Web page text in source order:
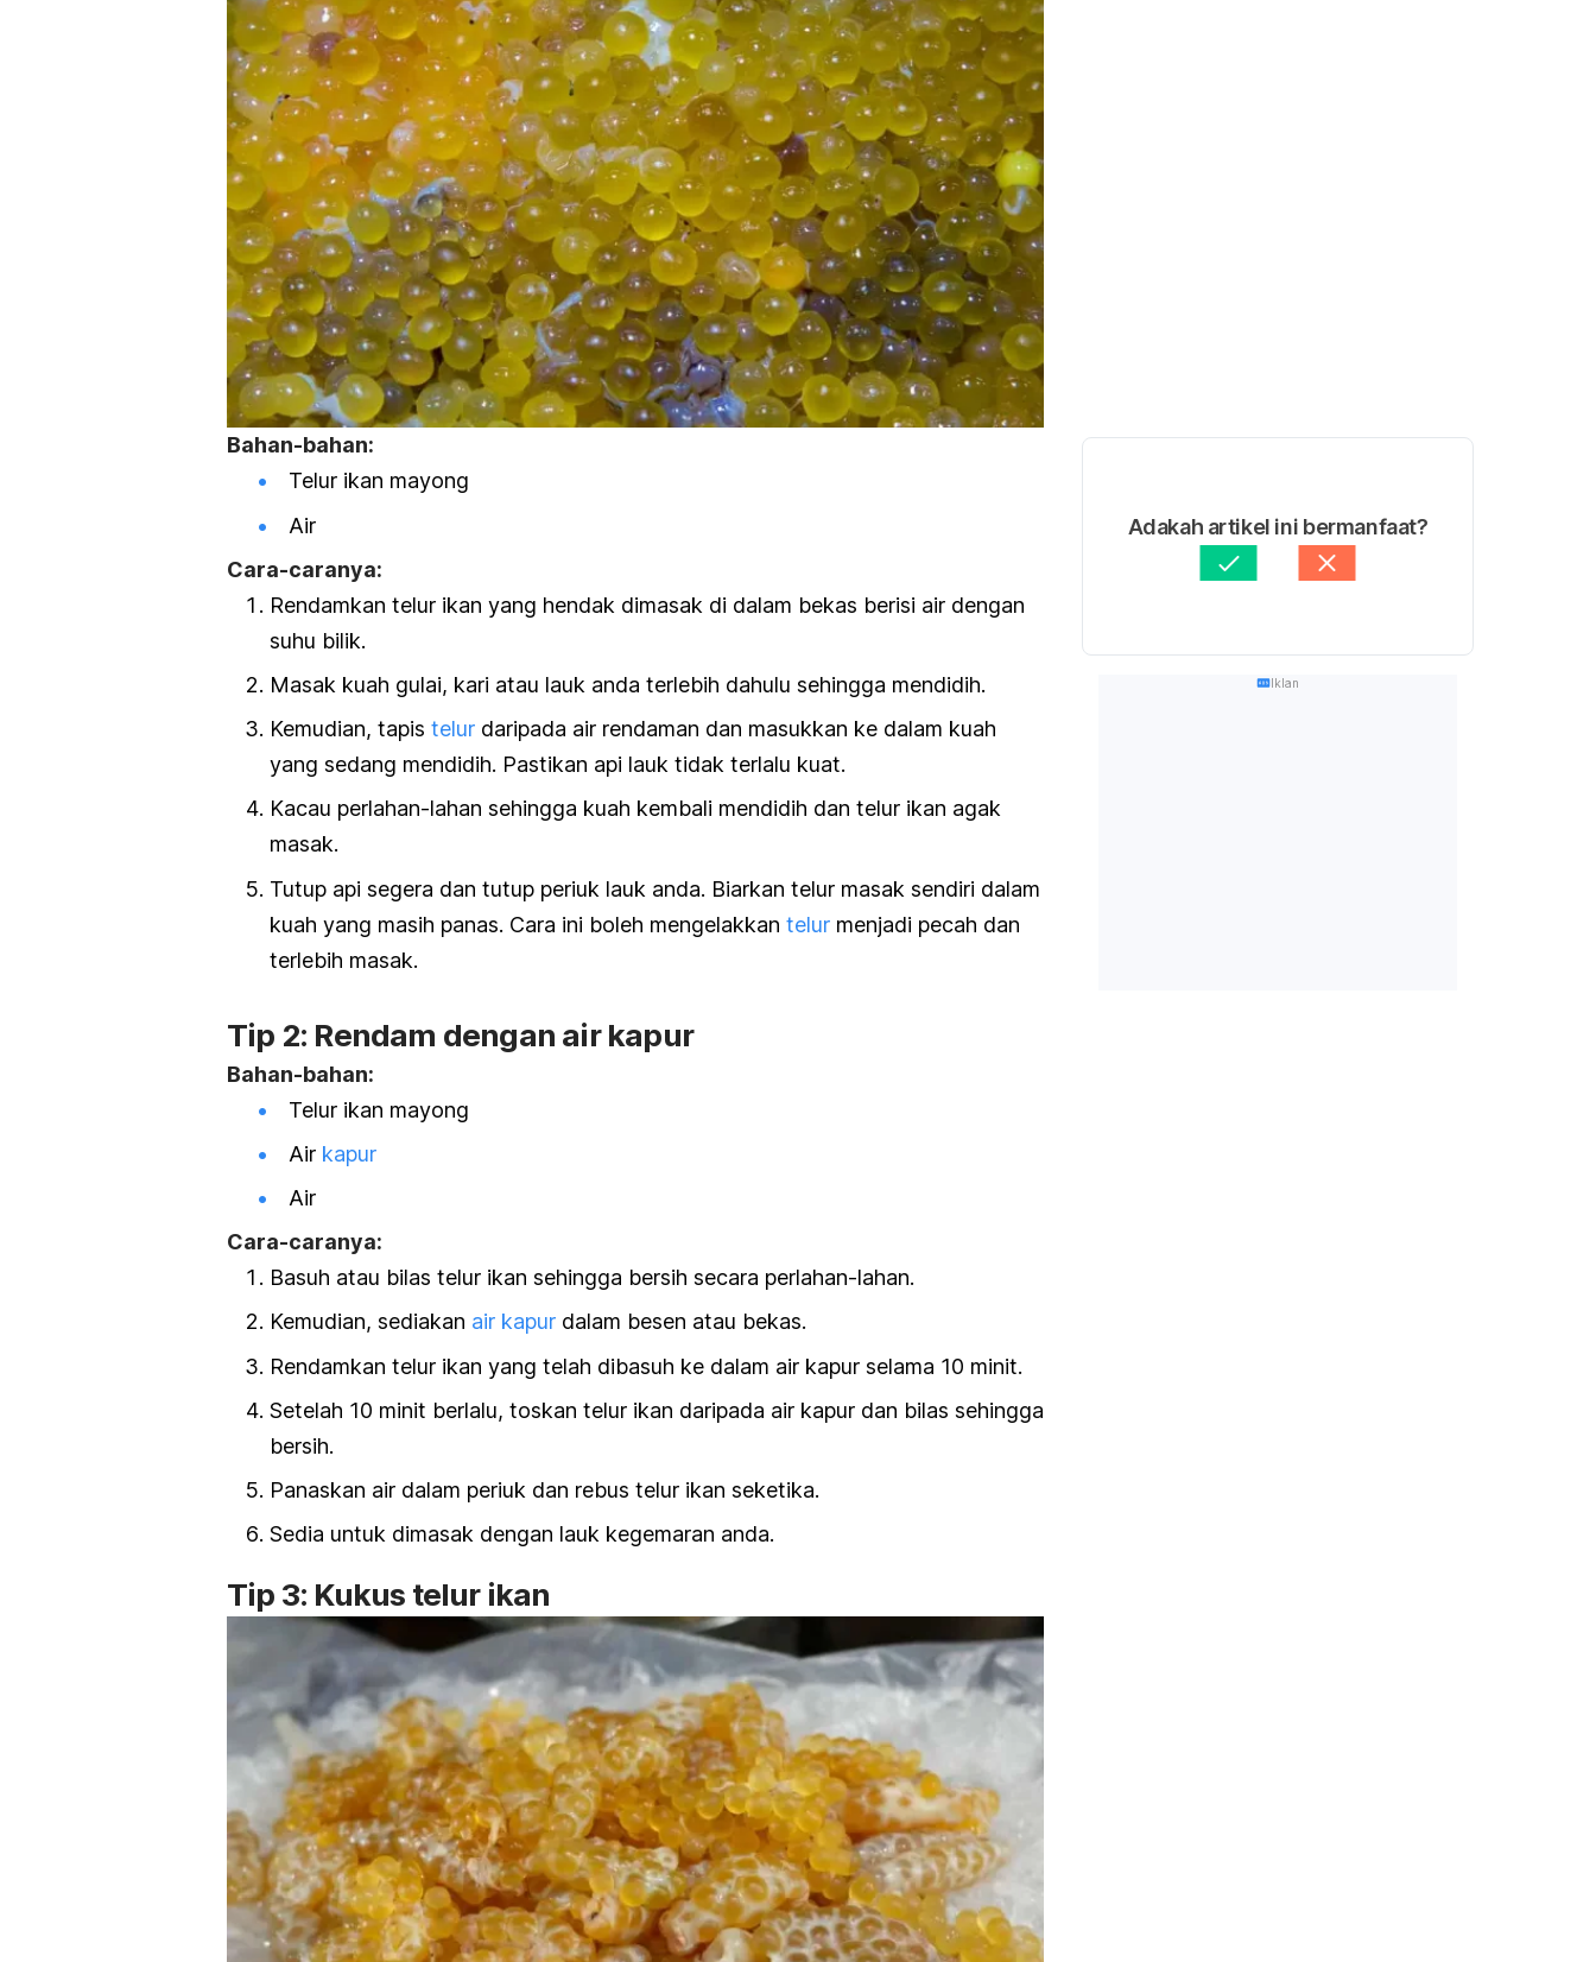
Bahan-bahan:
Telur ikan mayong
Air
Cara-caranya:
Rendamkan telur ikan yang hendak dimasak di dalam bekas berisi air dengan
suhu bilik.
Masak kuah gulai, kari atau lauk anda terlebih dahulu sehingga mendidih.
Kemudian, tapis telur daripada air rendaman dan masukkan ke dalam kuah
yang sedang mendidih. Pastikan api lauk tidak terlalu kuat.
Kacau perlahan-lahan sehingga kuah kembali mendidih dan telur ikan agak
masak.
Tutup api segera dan tutup periuk lauk anda. Biarkan telur masak sendiri dalam
kuah yang masih panas. Cara ini boleh mengelakkan telur menjadi pecah dan
terlebih masak.
Tip 2: Rendam dengan air kapur
Bahan-bahan:
Telur ikan mayong
Air kapur
Air
Cara-caranya:
Basuh atau bilas telur ikan sehingga bersih secara perlahan-lahan.
Kemudian, sediakan air kapur dalam besen atau bekas.
Rendamkan telur ikan yang telah dibasuh ke dalam air kapur selama 10 minit.
Setelah 10 minit berlalu, toskan telur ikan daripada air kapur dan bilas sehingga
bersih.
Panaskan air dalam periuk dan rebus telur ikan seketika.
Sedia untuk dimasak dengan lauk kegemaran anda.
Tip 3: Kukus telur ikan
Adakah artikel ini bermanfaat?
Iklan